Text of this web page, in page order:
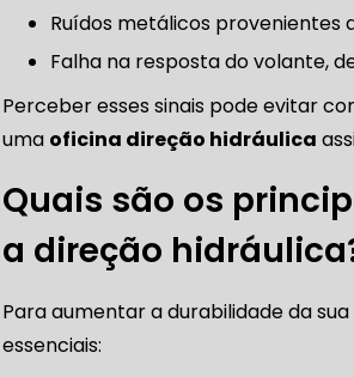
ESPECIALISTA EM FREIO
MANUTENÇÃO DE
Ruídos metálicos provenientes
Falha na resposta do volante,
Perceber esses sinais pode evitar
uma oficina direção hidráulica
Quais são os
a direção
Para aumentar a durabilidade da
essenciais: